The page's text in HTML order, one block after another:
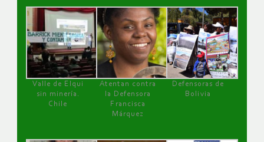
Valle de Elqui
sin minería.
Chile
Atentan contra
la Defensora
Francisca
Márquez
Defensoras de
Bolivia